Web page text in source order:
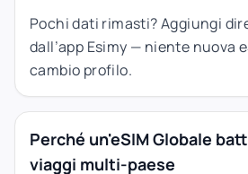
Pochi dati rimasti? Aggiungi
dall’app Esimy — niente nuova
cambio profilo.
Perché un'eSIM Globale
viaggi multi-paese